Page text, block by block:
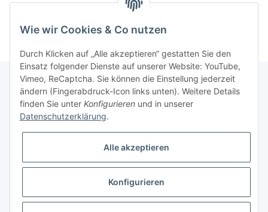
Informationen
Galerie
* Keine Ausweisung der Mehrwertsteuer gemäß Klein-Unternehmer-Regelung.,
Wie wir Cookies & Co nutzen
Durch Klicken auf „Alle akzeptieren“ gestatten Sie den
Einsatz folgender Dienste auf unserer Website: YouTube,
Vimeo, ReCaptcha. Sie können die Einstellung jederzeit
ändern (Fingerabdruck-Icon links unten). Weitere Details
finden Sie unter Konfigurieren und in unserer
Datenschutzerklärung.
Alle akzeptieren
Konfigurieren